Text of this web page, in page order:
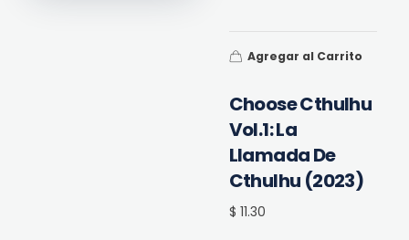
Choose Cthulhu
Vol.1: La
Llamada De
Cthulhu (2023)
$ 11.30
Agregar al Carrito